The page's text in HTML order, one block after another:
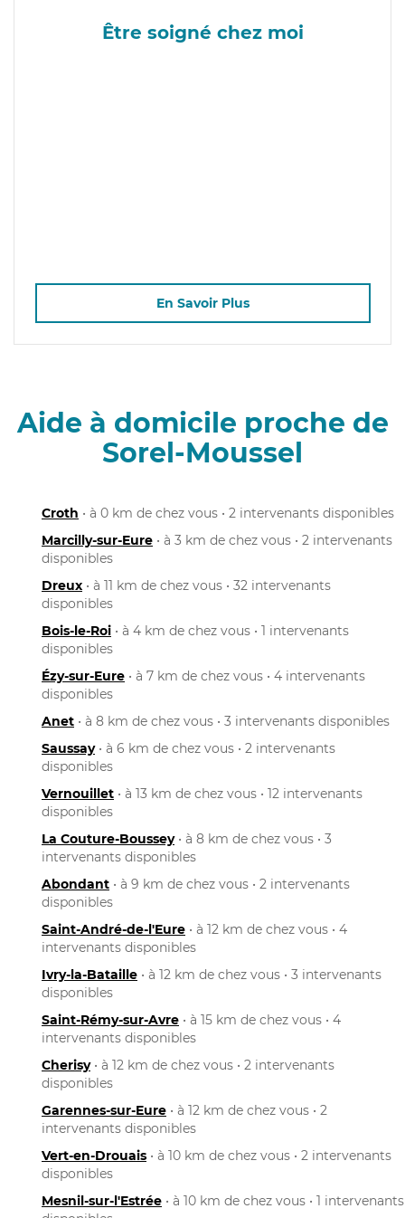
Être soigné chez moi
En Savoir Plus
Aide à domicile proche de
Sorel-Moussel
Croth • à 0 km de chez vous • 2 intervenants disponibles
Marcilly-sur-Eure • à 3 km de chez vous • 2 intervenants
disponibles
Dreux • à 11 km de chez vous • 32 intervenants
disponibles
Bois-le-Roi • à 4 km de chez vous • 1 intervenants
disponibles
Ézy-sur-Eure • à 7 km de chez vous • 4 intervenants
disponibles
Anet • à 8 km de chez vous • 3 intervenants disponibles
Saussay• à 6 km de chez vous • 2 intervenants
disponibles
Vernouillet • à 13 km de chez vous • 12 intervenants
disponibles
La Couture-Boussey• à 8 km de chez vous • 3
intervenants disponibles
Abondant • à 9 km de chez vous • 2 intervenants
disponibles
Saint-André-de-l'Eure • à 12 km de chez vous • 4
intervenants disponibles
Ivry-la-Bataille • à 12 km de chez vous • 3 intervenants
disponibles
Saint-Rémy-sur-Avre • à 15 km de chez vous • 4
intervenants disponibles
Cherisy• à 12 km de chez vous • 2 intervenants
disponibles
Garennes-sur-Eure • à 12 km de chez vous • 2
intervenants disponibles
Vert-en-Drouais • à 10 km de chez vous • 2 intervenants
disponibles
Mesnil-sur-l'Estrée • à 10 km de chez vous • 1 intervenants